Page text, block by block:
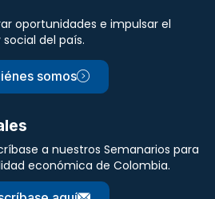
oportunidades e impulsar el
del país.
somos
a nuestros Semanarios para
económica de Colombia.